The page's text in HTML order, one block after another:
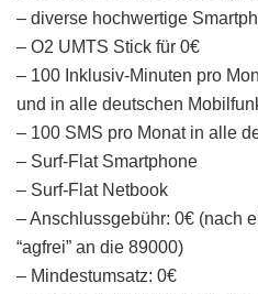
– diverse hochwertige
– O2 UMTS Stick für 0€
– 100 Inklusiv-Minuten pro
und in alle deutschen
– 100 SMS pro Monat in alle
– Surf-Flat Smartphone
– Surf-Flat Netbook
– Anschlussgebühr: 0€ (nach
“agfrei” an die 89000)
– Mindestumsatz: 0€